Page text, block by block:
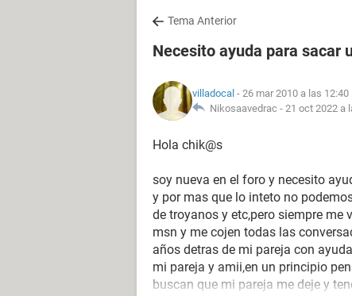
Tema Anterior
Necesito ayuda para sacar
villadocal - 26 mar 2010 a las 12:40
Nikosaavedrac - 21 oct 2022 a
Hola chik@s
soy nueva en el foro y necesito
y por mas que lo inteto no
de troyanos y etc,pero siempre me
msn y me cojen todas las
años detras de mi pareja con
mi pareja y amii,en un principio
buscan que mi pareja me deje y